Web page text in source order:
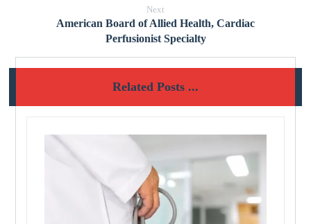
Next
American Board of Allied Health, Cardiac
Perfusionist Specialty
Related Posts ...